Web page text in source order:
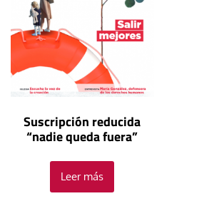
Suscripción reducida
“nadie queda fuera”
Leer más